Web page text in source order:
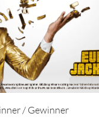
/ Gewinner